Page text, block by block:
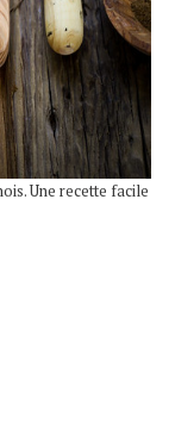
Une recette facile